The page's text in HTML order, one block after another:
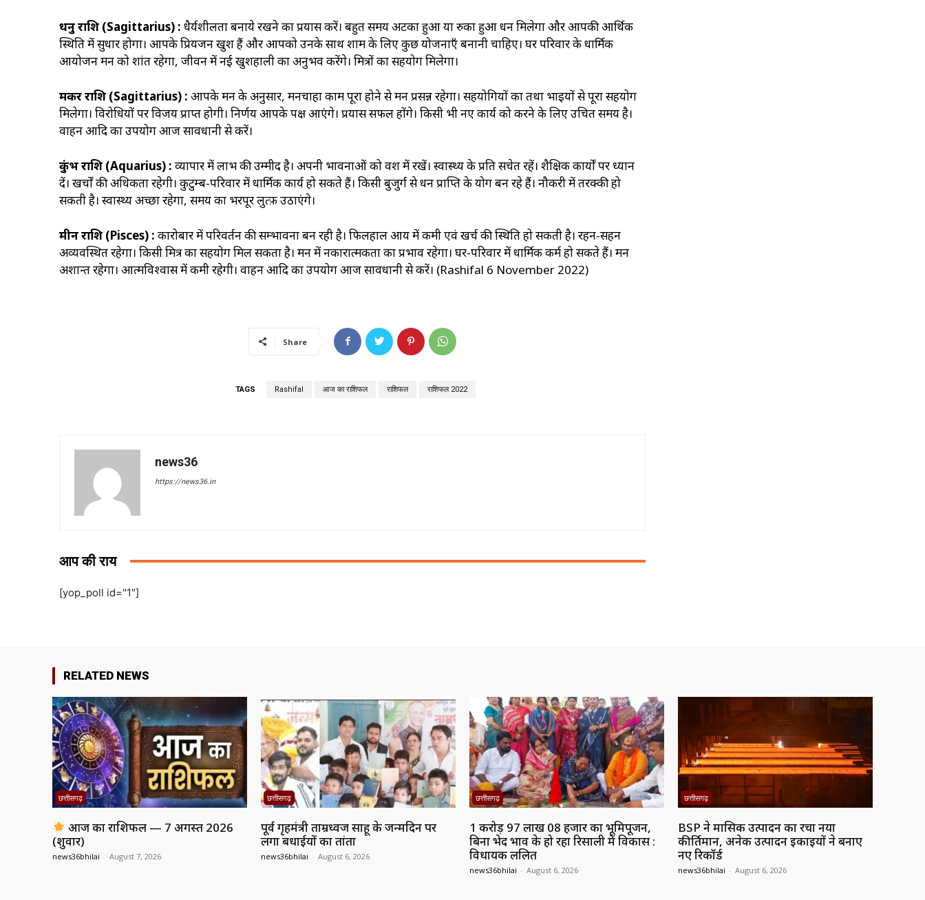
धनु राशि (Sagittarius) : धैर्यशीलता बनाये रखने का प्रयास करें। बहुत समय अटका हुआ या रुका हुआ धन मिलेगा और आपकी आर्थिक
स्थिति में सुधार होगा। आपके प्रियजन खुश हैं और आपको उनके साथ शाम के लिए कुछ योजनाएँ बनानी चाहिए। घर परिवार के धार्मिक
आयोजन मन को शांत रहेगा, जीवन में नई खुशहाली का अनुभव करेंगे। मित्रों का सहयोग मिलेगा।
मकर राशि (Sagittarius) : आपके मन के अनुसार, मनचाहा काम पूरा होने से मन प्रसन्न रहेगा। सहयोगियों का तथा भाइयों से पूरा सहयोग
मिलेगा। विरोधियों पर विजय प्राप्त होगी। निर्णय आपके पक्ष आएंगे। प्रयास सफल होंगे। किसी भी नए कार्य को करने के लिए उचित समय है।
वाहन आदि का उपयोग आज सावधानी से करें।
कुंभ राशि (Aquarius) : व्यापार में लाभ की उम्मीद है। अपनी भावनाओं को वश में रखें। स्वास्थ्‍य के प्रति सचेत रहें। शैक्षिक कार्यों पर ध्यान
दें। खर्चों की अधिकता रहेगी। कुटुम्ब-परिवार में धार्मिक कार्य हो सकते हैं। किसी बुजुर्ग से धन प्राप्ति के योग बन रहे हैं। नौकरी में तरक्‍की हो
सकती है। स्वास्थ्‍य अच्छा रहेगा, समय का भरपूर लुत्फ़ उठाएंगे।
मीन राशि (Pisces) : कारोबार में परिवर्तन की सम्भावना बन रही है। फिलहाल आय में कमी एवं खर्च की स्थिति हो सकती है। रहन-सहन
अव्यवस्थित रहेगा। किसी मित्र का सहयोग मिल सकता है। मन में नकारात्मकता का प्रभाव रहेगा। घर-परिवार में धार्मिक कर्म हो सकते हैं। मन
अशान्त रहेगा। आत्मविश्वास में कमी रहेगी। वाहन आदि का उपयोग आज सावधानी से करें। (Rashifal 6 November 2022)
Share
TAGS Rashifal आज का राशिफल राशिफल राशिफल 2022
news36
https://news36.in
आप की राय
[yop_poll id="1"]
RELATED NEWS
छत्तीसगढ़
आज का राशिफल — 7 अगस्त 2026
(शुक्रवार)
news36bhilai - August 7, 2026
छत्तीसगढ़
पूर्व गृहमंत्री ताम्रध्वज साहू के जन्मदिन पर
लगा बधाईयों का तांता
news36bhilai - August 6, 2026
छत्तीसगढ़
1 करोड़ 97 लाख 08 हजार का भूमिपूजन,
बिना भेद भाव के हो रहा रिसाली में विकास :
विधायक ललित
news36bhilai - August 6, 2026
छत्तीसगढ़
BSP ने मासिक उत्पादन का रचा नया
कीर्तिमान, अनेक उत्पादन इकाइयों ने बनाए
नए रिकॉर्ड
news36bhilai - August 6, 2026